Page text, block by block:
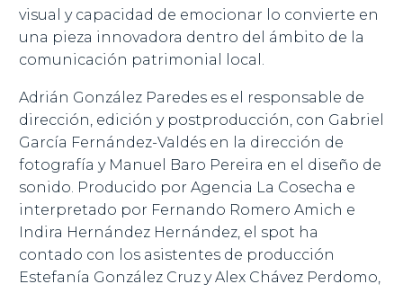
visual y capacidad de emocionar lo convierte en
una pieza innovadora dentro del ámbito de la
comunicación patrimonial local.
Adrián González Paredes es el responsable de
dirección, edición y postproducción, con Gabriel
García Fernández-Valdés en la dirección de
fotografía y Manuel Baro Pereira en el diseño de
sonido. Producido por Agencia La Cosecha e
interpretado por Fernando Romero Amich e
Indira Hernández Hernández, el spot ha
contado con los asistentes de producción
Estefanía González Cruz y Alex Chávez Perdomo,